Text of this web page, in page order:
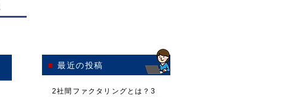
最近の投稿
2社間ファクタリングとは？3